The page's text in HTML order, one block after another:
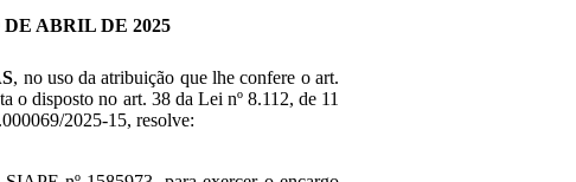
DE ABRIL DE 2025
, no uso da atribuição que lhe confere o art.
o disposto no art. 38 da Lei nº 8.112, de 11
2025-15, resolve: